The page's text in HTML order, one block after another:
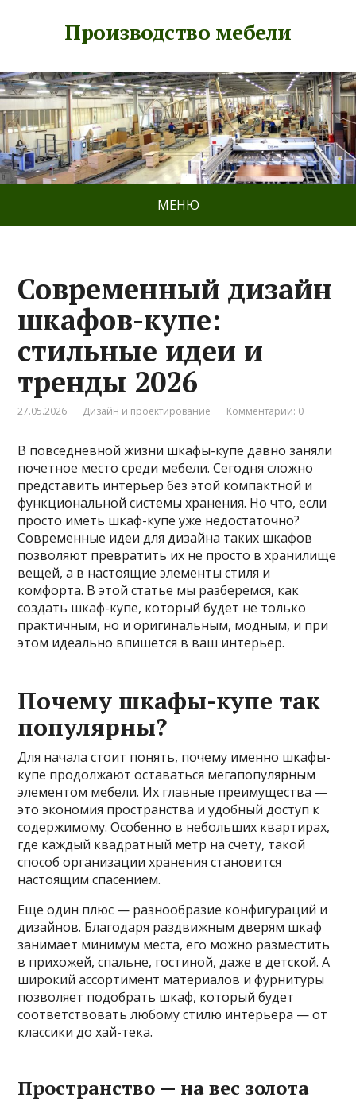
Производство мебели
МЕНЮ
Современный дизайн
шкафов-купе:
стильные идеи и
тренды 2026
27.05.2026 Дизайн и проектирование Комментарии: 0
В повседневной жизни шкафы-купе давно заняли
почетное место среди мебели. Сегодня сложно
представить интерьер без этой компактной и
функциональной системы хранения. Но что, если
просто иметь шкаф-купе уже недостаточно?
Современные идеи для дизайна таких шкафов
позволяют превратить их не просто в хранилище
вещей, а в настоящие элементы стиля и
комфорта. В этой статье мы разберемся, как
создать шкаф-купе, который будет не только
практичным, но и оригинальным, модным, и при
этом идеально впишется в ваш интерьер.
Почему шкафы-купе так
популярны?
Для начала стоит понять, почему именно шкафы-
купе продолжают оставаться мегапопулярным
элементом мебели. Их главные преимущества —
это экономия пространства и удобный доступ к
содержимому. Особенно в небольших квартирах,
где каждый квадратный метр на счету, такой
способ организации хранения становится
настоящим спасением.
Еще один плюс — разнообразие конфигураций и
дизайнов. Благодаря раздвижным дверям шкаф
занимает минимум места, его можно разместить
в прихожей, спальне, гостиной, даже в детской. А
широкий ассортимент материалов и фурнитуры
позволяет подобрать шкаф, который будет
соответствовать любому стилю интерьера — от
классики до хай-тека.
Пространство — на вес золота